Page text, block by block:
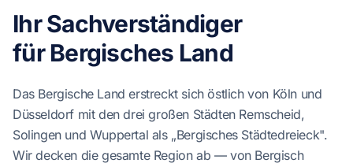
Ihr Sachverständiger
für Bergisches Land
Das Bergische Land erstreckt sich östlich von Köln und
Düsseldorf mit den drei großen Städten Remscheid,
Solingen und Wuppertal als „Bergisches Städtedreieck".
Wir decken die gesamte Region ab — von Bergisch